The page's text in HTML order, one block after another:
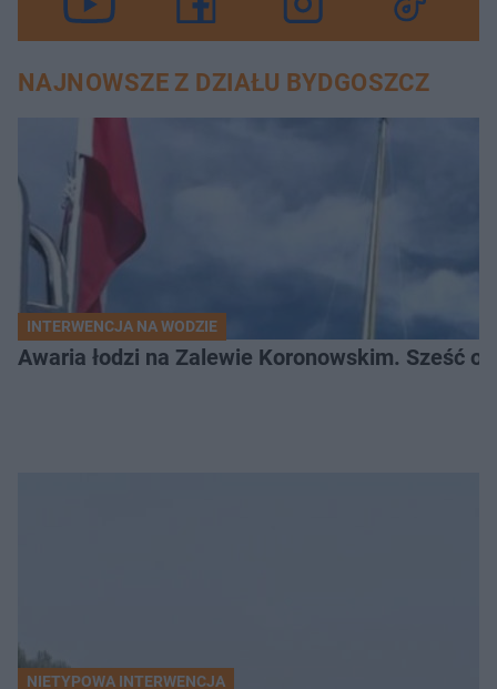
NAJNOWSZE Z DZIAŁU BYDGOSZCZ
INTERWENCJA NA WODZIE
Awaria łodzi na Zalewie Koronowskim. Sześć
NIETYPOWA INTERWENCJA